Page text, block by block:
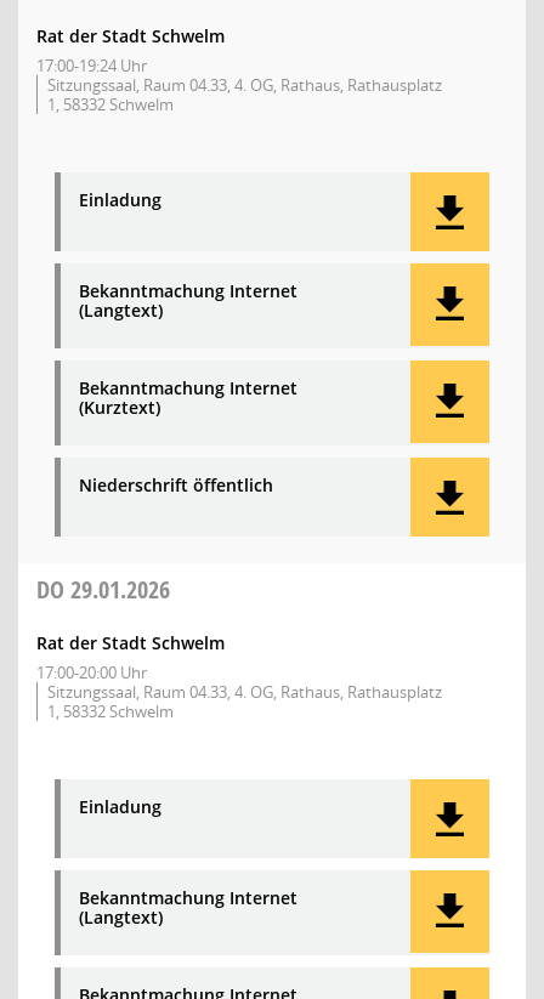
Rat der Stadt Schwelm
17:00-19:24 Uhr
Sitzungssaal, Raum 04.33, 4. OG, Rathaus, Rathausplatz
1, 58332 Schwelm
Einladung
Bekanntmachung Internet
(Langtext)
Bekanntmachung Internet
(Kurztext)
Niederschrift öffentlich
DO 29.01.2026
Rat der Stadt Schwelm
17:00-20:00 Uhr
Sitzungssaal, Raum 04.33, 4. OG, Rathaus, Rathausplatz
1, 58332 Schwelm
Einladung
Bekanntmachung Internet
(Langtext)